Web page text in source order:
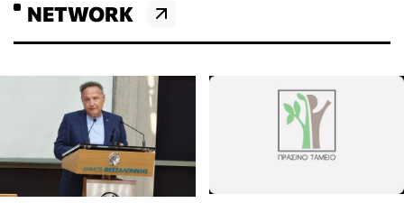
NETWORK